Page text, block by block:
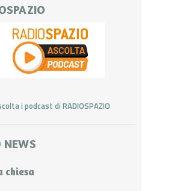
i podcast di RADIOSPAZIO
NEWS
chiesa